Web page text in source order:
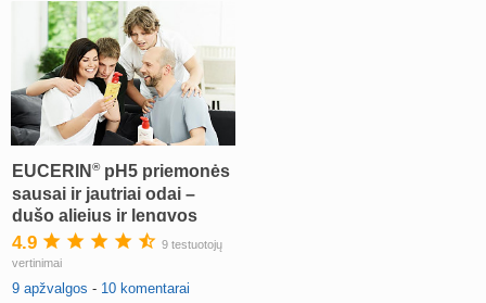
EUCERIN ®pH5 priemonės
sausai ir jautriai odai –
dušo aliejus ir lengvos
tekstūros kūno losjonas
4.9
9 testuotojų
vertinimai
9 apžvalgos - 10 komentarai